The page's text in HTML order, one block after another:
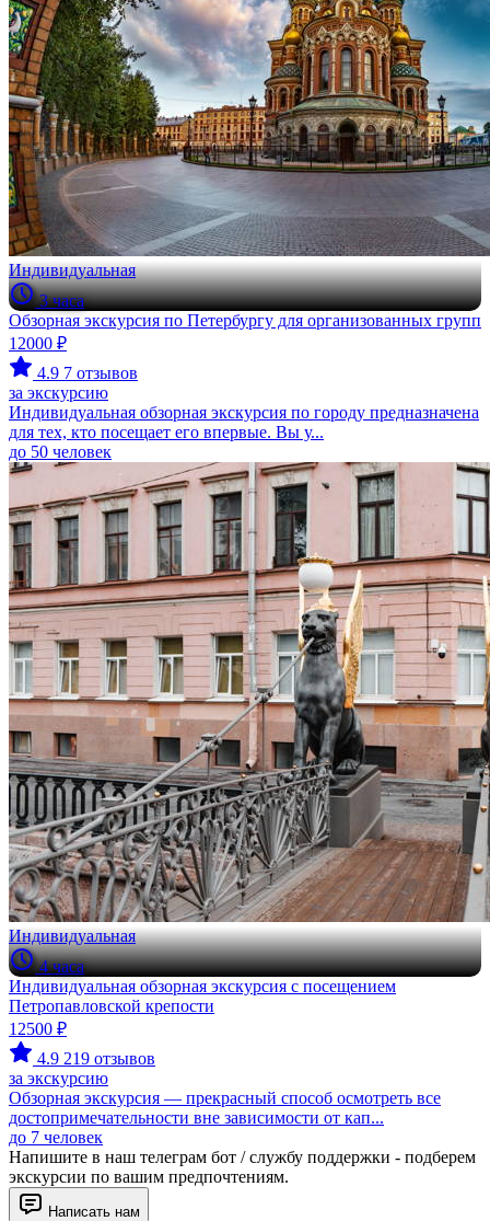
Индивидуальная
3 часа
Обзорная экскурсия по Петербургу для организованных групп
12000 ₽
4.9 7 отзывов
за экскурсию
Индивидуальная обзорная экскурсия по городу предназначена
для тех, кто посещает его впервые. Вы у...
до 50 человек
Индивидуальная
4 часа
Индивидуальная обзорная экскурсия с посещением
Петропавловской крепости
12500 ₽
4.9 219 отзывов
за экскурсию
Обзорная экскурсия — прекрасный способ осмотреть все
достопримечательности вне зависимости от кап...
до 7 человек
Напишите в наш телеграм бот / службу поддержки - подберем
экскурсии по вашим предпочтениям.
Написать нам